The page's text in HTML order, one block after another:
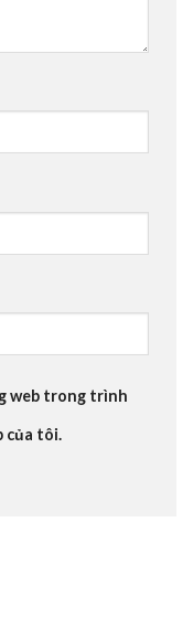
web trong trình
của tôi.